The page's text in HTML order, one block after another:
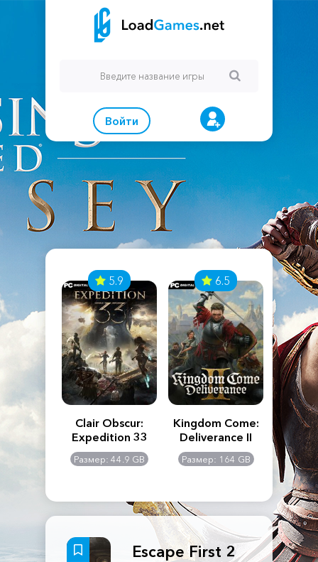
Войти
Creed
5.9
Clair Obscur:
Expedition 33
Размер: 44.9 GB
6.5
Kingdom Come:
Deliverance II
Размер: 164 GB
The
Escape First 2